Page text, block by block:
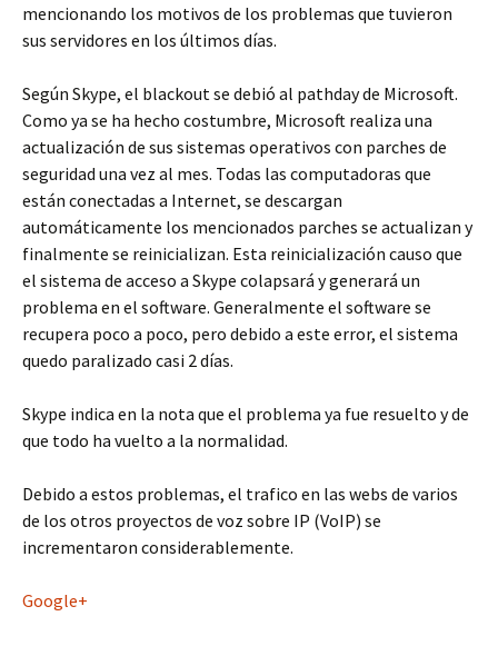
mencionando los motivos de los problemas que tuvieron
sus servidores en los últimos días.
Según Skype, el blackout se debió al pathday de Microsoft.
Como ya se ha hecho costumbre, Microsoft realiza una
actualización de sus sistemas operativos con parches de
seguridad una vez al mes. Todas las computadoras que
están conectadas a Internet, se descargan
automáticamente los mencionados parches se actualizan y
finalmente se reinicializan. Esta reinicialización causo que
el sistema de acceso a Skype colapsará y generará un
problema en el software. Generalmente el software se
recupera poco a poco, pero debido a este error, el sistema
quedo paralizado casi 2 días.
Skype indica en la nota que el problema ya fue resuelto y de
que todo ha vuelto a la normalidad.
Debido a estos problemas, el trafico en las webs de varios
de los otros proyectos de voz sobre IP (VoIP) se
incrementaron considerablemente.
Google+